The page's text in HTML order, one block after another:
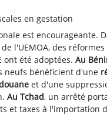
en gestation
est encourageante.
l'UEMOA, des réformes
ont été adoptées. Au
neufs bénéficient d'une
et d'une
Au Tchad, un arrêté
et taxes à l'importation